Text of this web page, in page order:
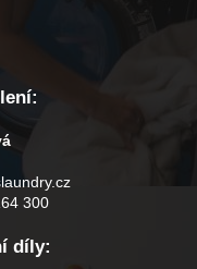
300
díly: